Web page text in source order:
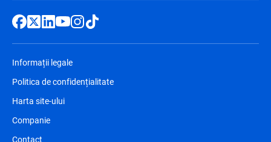
Informații legale
Politica de confidențialitate
Harta site-ului
Companie
Contact